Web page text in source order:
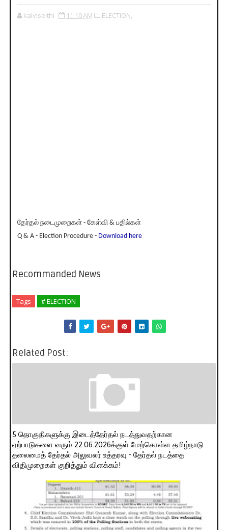
kalviseithi 11:10 AM ELECTION,
தேர்தல் நடைமுறைகள் - கேள்வி & பதில்கள்
Q & A - Election Procedure - Download here
Recommanded News
Tags # ELECTION
Related Post:
5 தொகுதிகளுக்கு இடைத்தேர்தல் நடத்துவதற்கான
ஏற்பாடுகளை வரும் 22.06.2026க்குள் மேற்கொள்ள தமிழ்நாடு
தலைமைத் தேர்தல் அலுவலர் உத்தரவு - தேர்தல் நடத்தை
விதிமுறைகள் குறித்தும் விளக்கம்!